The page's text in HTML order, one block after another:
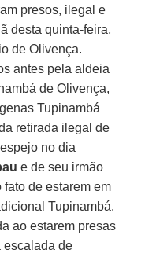
presos, ilegal e
desta quinta-feira,
de Olivença.
antes pela aldeia
de Olivença,
Tupinambá
retirada ilegal de
no dia
e de seu irmão
de estarem em
Tupinambá.
ao estarem presas
escalada de